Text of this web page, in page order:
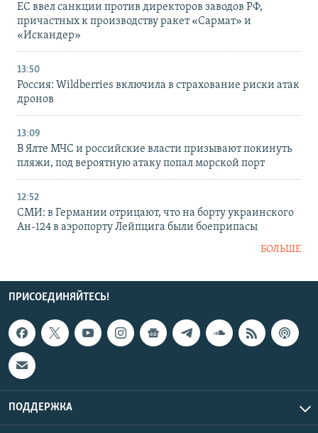
ЕС ввел санкции против директоров заводов РФ,
причастных к производству ракет «Сармат» и
«Искандер»
13:50
Россия: Wildberries включила в страхование риски атак
дронов
13:09
В Ялте МЧС и российские власти призывают покинуть
пляжи, под вероятную атаку попал морской порт
12:52
СМИ: в Германии отрицают, что на борту украинского
Ан-124 в аэропорту Лейпцига были боеприпасы
БОЛЬШЕ
ПРИСОЕДИНЯЙТЕСЬ!
ПОДДЕРЖКА